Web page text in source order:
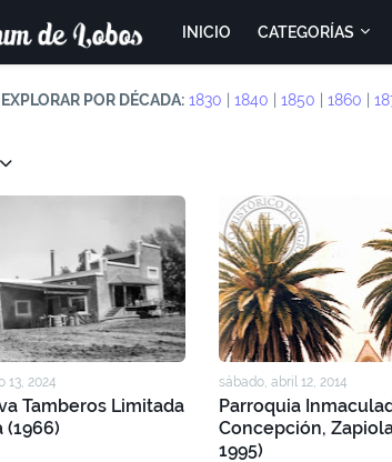
INICIO CATEGORÍAS
EXPLORAR POR DÉCADA: 1830 1840 1850 1860
13, 2024
Tamberos Limitada
(1966)
sábado, abril 12, 2014
Parroquia
Concepción,
1995)